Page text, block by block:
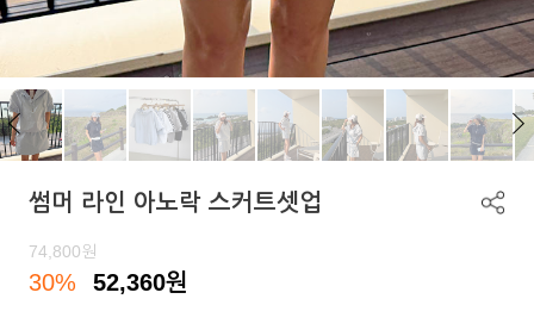
썸머 라인 아노락 스커트셋업
74,800원
30% 52,360원